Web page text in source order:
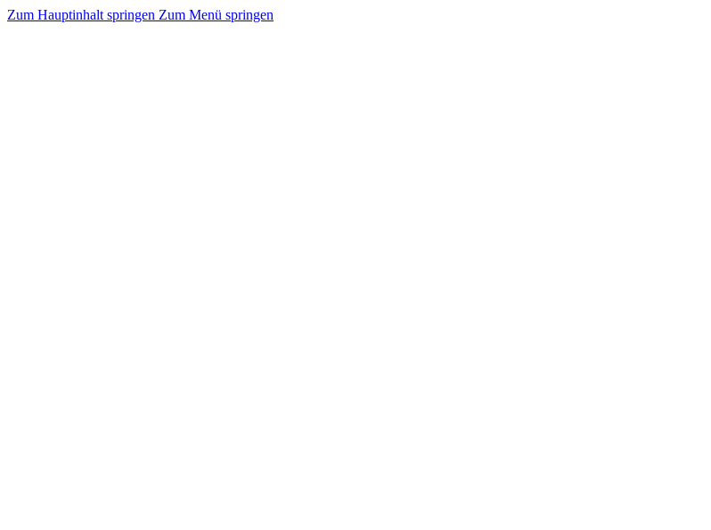
Zum Hauptinhalt springen Zum Menü springen